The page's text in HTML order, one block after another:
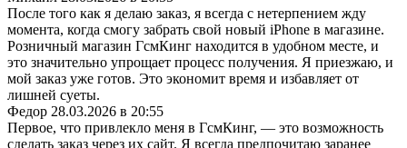
После того как я делаю заказ, я всегда с нетерпением жду
момента, когда смогу забрать свой новый iPhone в магазине.
Розничный магазин ГсмКинг находится в удобном месте, и
это значительно упрощает процесс получения. Я приезжаю, и
мой заказ уже готов. Это экономит время и избавляет от
лишней суеты.
Федор 28.03.2026 в 20:55
Первое, что привлекло меня в ГсмКинг, — это возможность
сделать заказ через их сайт. Я всегда предпочитаю заранее